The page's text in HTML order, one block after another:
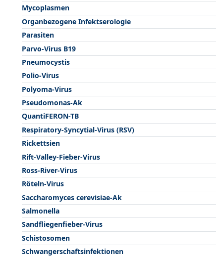
Mycoplasmen
Organbezogene Infektserologie
Parasiten
Parvo-Virus B19
Pneumocystis
Polio-Virus
Polyoma-Virus
Pseudomonas-Ak
QuantiFERON-TB
Respiratory-Syncytial-Virus (RSV)
Rickettsien
Rift-Valley-Fieber-Virus
Ross-River-Virus
Röteln-Virus
Saccharomyces cerevisiae-Ak
Salmonella
Sandfliegenfieber-Virus
Schistosomen
Schwangerschaftsinfektionen